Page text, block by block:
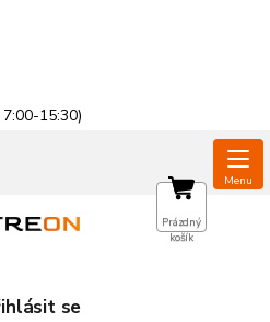
se
NÁKUPNÍ
KOŠÍK
Prázdný
košík